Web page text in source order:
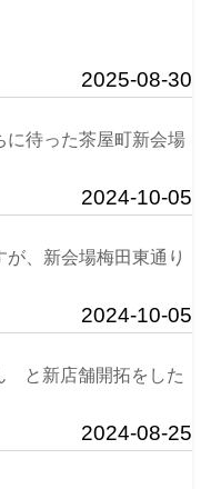
2025-08-30
に待った茶屋町新会場
2024-10-05
、新会場梅田東通り
2024-10-05
と新店舗開拓をした
2024-08-25